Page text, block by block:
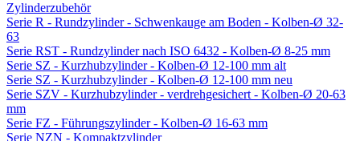
Zylinderzubehör
Serie R - Rundzylinder - Schwenkauge am Boden - Kolben-Ø 32-
63
Serie RST - Rundzylinder nach ISO 6432 - Kolben-Ø 8-25 mm
Serie SZ - Kurzhubzylinder - Kolben-Ø 12-100 mm alt
Serie SZ - Kurzhubzylinder - Kolben-Ø 12-100 mm neu
Serie SZV - Kurzhubzylinder - verdrehgesichert - Kolben-Ø 20-63
mm
Serie FZ - Führungszylinder - Kolben-Ø 16-63 mm
Serie NZN - Kompaktzylinder